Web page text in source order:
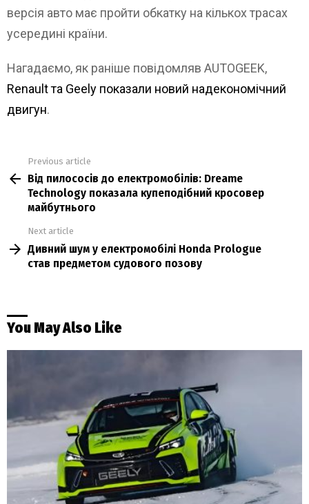
версія авто має пройти обкатку на кількох трасах
усередині країни.
Нагадаємо, як раніше повідомляв AUTOGEEK,
Renault та Geely показали новий надекономічний
двигун.
more
Previous article
Від пилососів до електромобілів: Dreame
Technology показала купеподібний кросовер
майбутнього
Next article
Дивний шум у електромобілі Honda Prologue
став предметом судового позову
You May Also Like